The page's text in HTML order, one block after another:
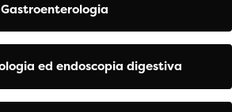
Gastroenterologia
ed endoscopia digestiva